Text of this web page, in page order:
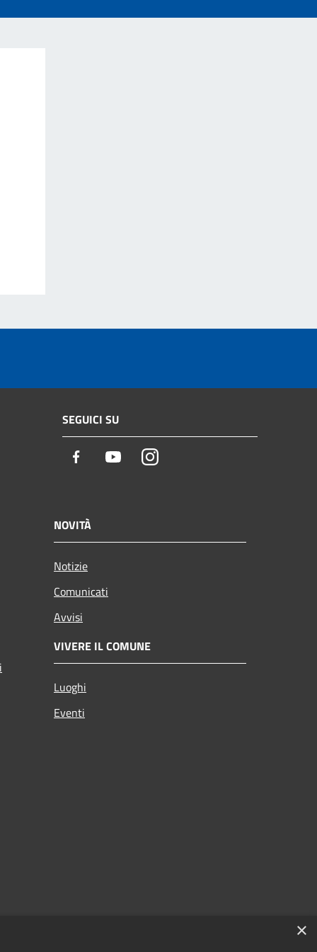
SEGUICI SU
Facebook YoutubeInstagram
NOVITÀ
Notizie
Comunicati
Avvisi
VIVERE IL COMUNE
Luoghi
Eventi
×